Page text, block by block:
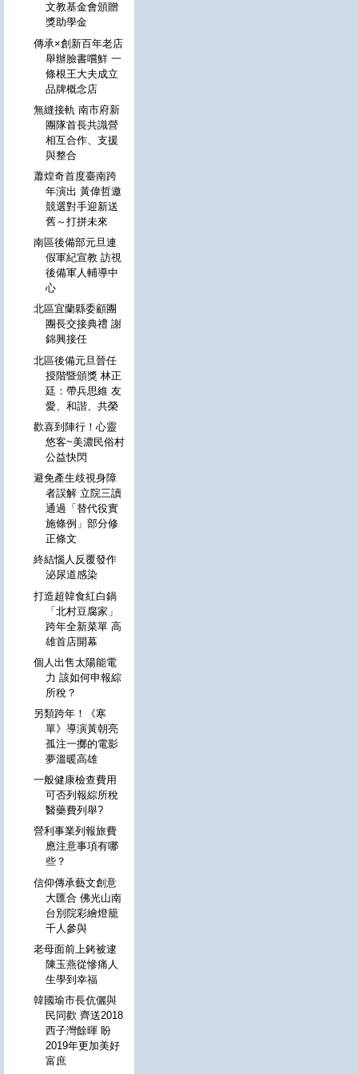
文教基金會頒贈
獎助學金
傳承×創新百年老店
舉辦臉書嚐鮮 一
條根王大夫成立
品牌概念店
無縫接軌 南市府新
團隊首長共識營
相互合作、支援
與整合
蕭煌奇首度臺南跨
年演出 黃偉哲邀
競選對手迎新送
舊～打拼未來
南區後備部元旦連
假軍紀宣教 訪視
後備軍人輔導中
心
北區宜蘭縣委顧團
團長交接典禮 謝
錦興接任
北區後備元旦晉任
授階暨頒獎 林正
廷：帶兵思維 友
愛、和諧、共榮
歡喜到陣行！心靈
悠客~美濃民俗村
公益快閃
避免產生歧視身障
者誤解 立院三讀
通過「替代役實
施條例」部分修
正條文
終結惱人反覆發作
泌尿道感染
打造超韓食紅白鍋
「北村豆腐家」
跨年全新菜單 高
雄首店開幕
個人出售太陽能電
力 該如何申報綜
所稅？
另類跨年！《寒
單》導演黃朝亮
孤注一擲的電影
夢溫暖高雄
一般健康檢查費用
可否列報綜所稅
醫藥費列舉?
營利事業列報旅費
應注意事項有哪
些？
信仰傳承藝文創意
大匯合 佛光山南
台別院彩繪燈籠
千人參與
老母面前上銬被逮
陳玉燕從慘痛人
生學到幸福
韓國瑜市長伉儷與
民同歡 齊送2018
西子灣餘暉 盼
2019年更加美好
富庶